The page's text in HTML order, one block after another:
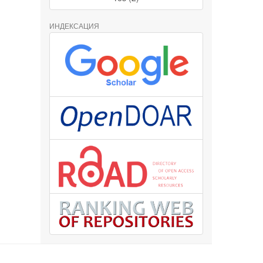
ИНДЕКСАЦИЯ